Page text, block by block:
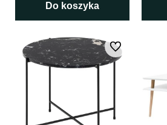
Do koszyka
Do ulubionych